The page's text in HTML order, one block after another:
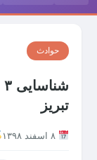
حوادث
تبریز